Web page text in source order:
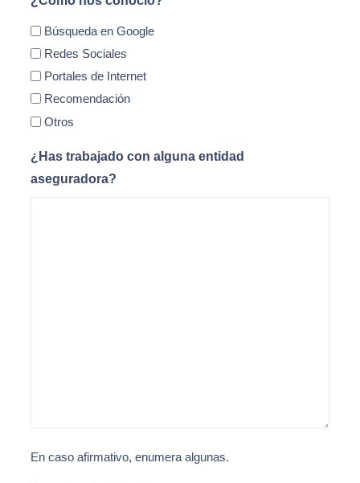
Búsqueda en Google
Redes Sociales
Portales de Internet
Recomendación
Otros
¿Has trabajado con alguna entidad
aseguradora?
En caso afirmativo, enumera algunas.